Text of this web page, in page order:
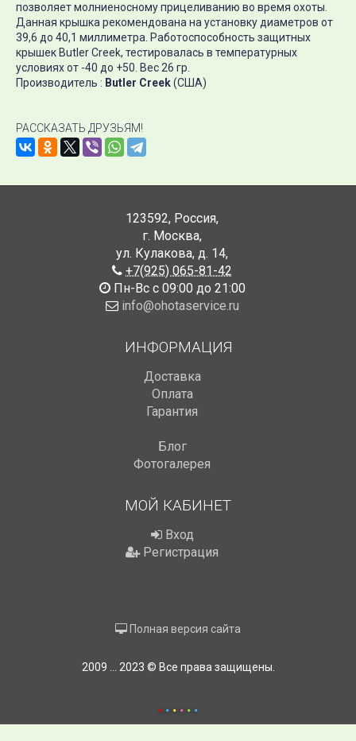
позволяет молниеносному прицеливанию во время охоты.
Данная крышка рекомендована на установку диаметров от
39,6 до 40,1 миллиметра. Работоспособность защитных
крышек Butler Creek, тестировалась в температурных
условиях от -40 до +50. Вес 26 гр.
Производитель : Butler Creek(США)
РАССКАЗАТЬ ДРУЗЬЯМ!
123592, Россия,
г. Москва,
ул. Кулакова, д. 14,
+7(925) 065-81-42
Пн-Вс с 09:00 до 21:00
info@ohotaservice.ru
ИНФОРМАЦИЯ
Доставка
Оплата
Гарантия
Блог
Фотогалерея
МОЙ КАБИНЕТ
Вход
Регистрация
Полная версия сайта
2009 ... 2023 © Все права защищены.